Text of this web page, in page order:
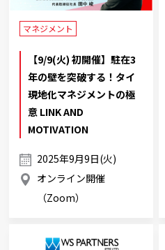
マネジメント
【9/9(火) 初開催】駐在3
年の壁を突破する！タイ
現地化マネジメントの極
意 LINK AND
MOTIVATION
2025年9月9日(火)
オンライン開催
（Zoom）